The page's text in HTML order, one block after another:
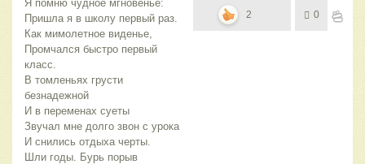
Я помню чудное мгновенье:
Пришла я в школу первый раз.
Как мимолетное виденье,
Промчался быстро первый
класс.
В томленьях грусти
безнадежной
И в переменах суеты
Звучал мне долго звон с урока
И снились отдыха черты.
Шли годы. Бурь порыв
2 0